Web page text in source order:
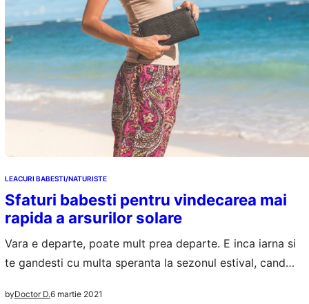
LEACURI BABESTI/NATURISTE
Sfaturi babesti pentru vindecarea mai
rapida a arsurilor solare
Vara e departe, poate mult prea departe. E inca iarna si
te gandesti cu multa speranta la sezonul estival, cand
e ziua de lunga. Si odata cu venirea verii vor aparea si
byDoctor D.6 martie 2021